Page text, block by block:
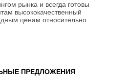
рынка и всегда готовы
высококачественный
ценам относительно
ПРЕДЛОЖЕНИЯ